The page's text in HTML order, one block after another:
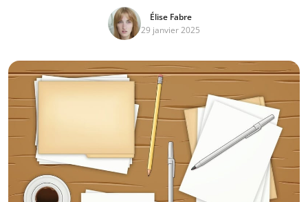
Élise Fabre
29 janvier 2025